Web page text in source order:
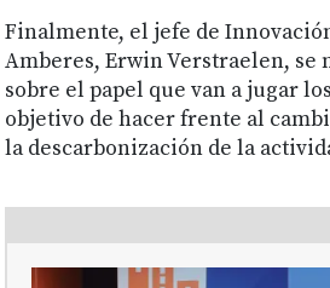
Finalmente, el jefe de
Amberes, Erwin Verstraelen, se
sobre el papel que van a jugar
objetivo de hacer frente al
la descarbonización de la